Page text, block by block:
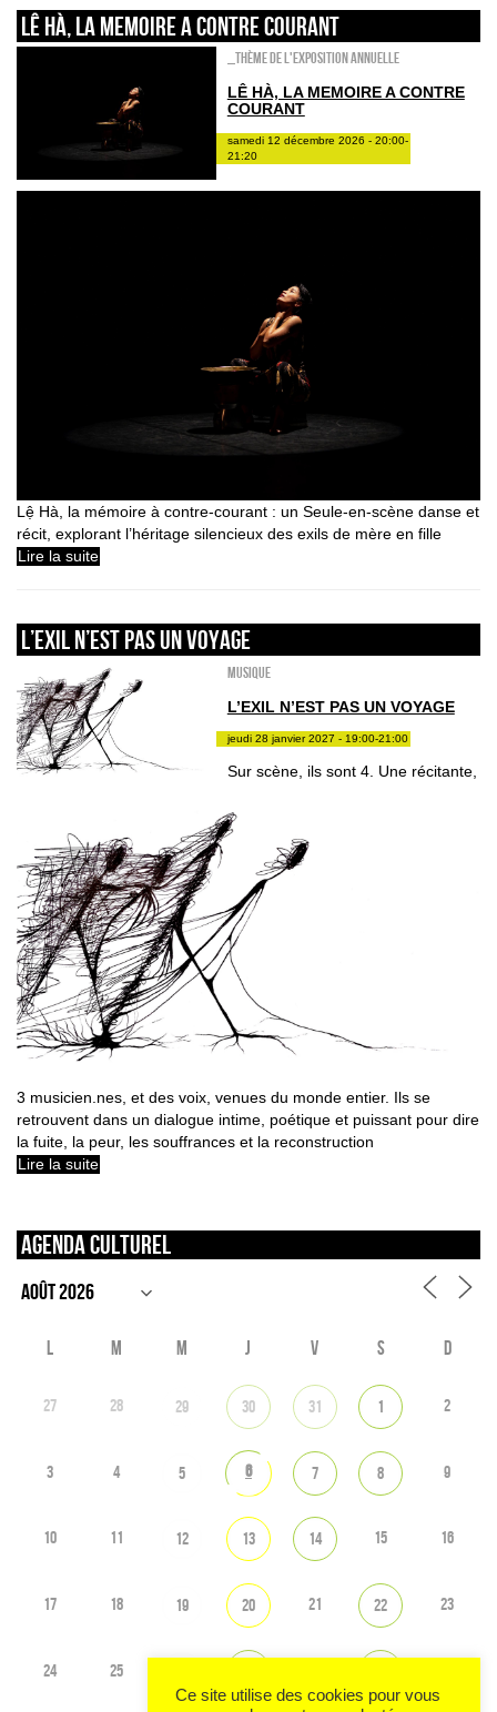
LÊ HÀ, LA MEMOIRE A CONTRE COURANT
_Thème de l'exposition annuelle
LÊ HÀ, LA MEMOIRE A CONTRE
COURANT
samedi 12 décembre 2026 - 20:00-
21:20
Lệ Hà, la mémoire à contre-courant : un Seule-en-scène danse et
récit, explorant l’héritage silencieux des exils de mère en fille
Lire la suite
L’exil n’est pas un voyage
Musique
L’EXIL N’EST PAS UN VOYAGE
jeudi 28 janvier 2027 - 19:00-21:00
Sur scène, ils sont 4. Une récitante,
3 musicien.nes, et des voix, venues du monde entier. Ils se
retrouvent dans un dialogue intime, poétique et puissant pour dire
la fuite, la peur, les souffrances et la reconstruction
Lire la suite
Agenda culturel
L M M J V S D
27 28 29 30 31 1 2
3 4 5 6 7 8 9
10 11 12 13 14 15 16
17 18 19 20 21 22 23
24 25
Ce site utilise des cookies pour vous